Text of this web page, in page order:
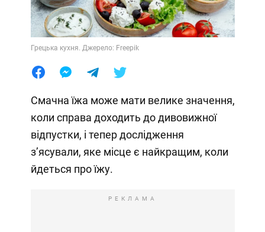
Грецька кухня. Джерело: Freepik
Смачна їжа може мати велике значення,
коли справа доходить до дивовижної
відпустки, і тепер дослідження
з’ясували, яке місце є найкращим, коли
йдеться про їжу.
РЕКЛАМА